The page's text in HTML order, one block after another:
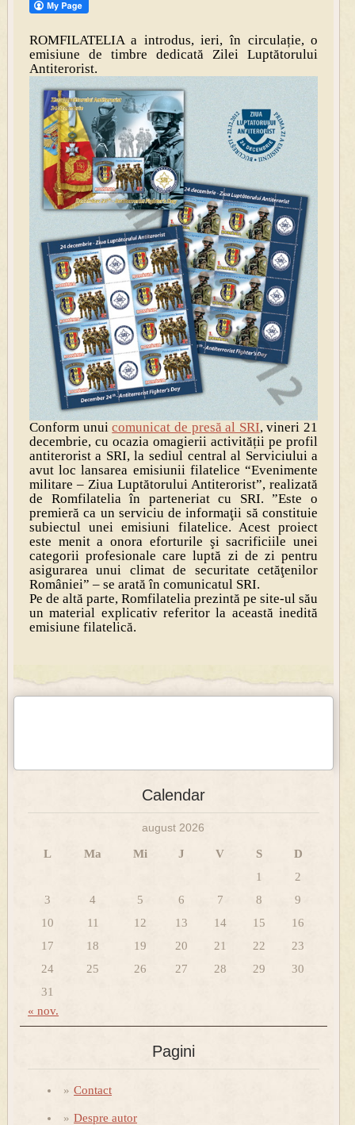
ROMFILATELIA a introdus, ieri, în circulație, o
emisiune de timbre dedicată Zilei Luptătorului
Antiterorist.
Conform unuicomunicat de presă al SRI, vineri 21
decembrie, cu ocazia omagierii activității pe profil
antiterorist a SRI, la sediul central al Serviciului a
avut loc lansarea emisiunii filatelice “Evenimente
militare – Ziua Luptătorului Antiterorist”, realizată
de Romfilatelia în parteneriat cu SRI. ”Este o
premieră ca un serviciu de informaţii să constituie
subiectul unei emisiuni filatelice. Acest proiect
este menit a onora eforturile şi sacrificiile unei
categorii profesionale care luptă zi de zi pentru
asigurarea unui climat de securitate cetăţenilor
României” – se arată în comunicatul SRI.
Pe de altă parte, Romfilatelia prezintă pe site-ul său
un material explicativ referitor la această inedită
emisiune filatelică.
Calendar
august 2026
L Ma Mi J V S
D
1
2
3
4 5 6 7 8
9
10
11 12 13 14 15
16
17
18 19 20 21 22
23
24
25 26 27 28 29
30
31
« nov.
Pagini
Contact
Despre autor